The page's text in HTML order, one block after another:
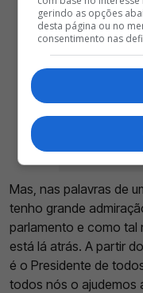
Mas, nas palavras de
tenho grande
parlamento e como tal
está lá atrás. A partir
é o Presidente de
todos nós o ajudemos
gerindo as opções
desta página ou no
consentimento nas